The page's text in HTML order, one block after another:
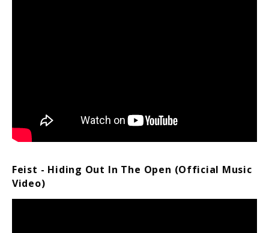
Feist - Hiding Out In The Open (Official Music
Video)